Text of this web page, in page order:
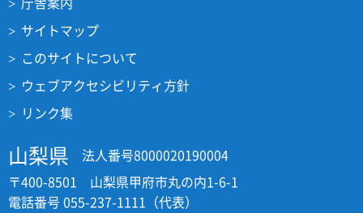
サイトマップ
このサイトについて
ウェブアクセシビリティ方針
リンク集
山梨県
法人番号8000020190004
〒400-8501 山梨県甲府市丸の内1-6-1
電話番号 055-237-1111（代表）